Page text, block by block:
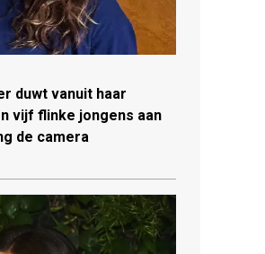
duwt vanuit haar
vijf flinke jongens aan
de camera